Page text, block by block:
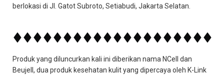
berlokasi di Jl. Gatot Subroto, Setiabudi, Jakarta Selatan.
Produk yang diluncurkan kali ini diberikan nama NCell dan
Beujell, dua produk kesehatan kulit yang dipercaya oleh K-Link